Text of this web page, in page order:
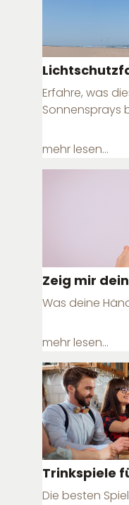
Erfahre, was
Sonnensprays
mehr lesen...
Zeig mir
Was deine
mehr lesen...
Trinkspiele
Die besten